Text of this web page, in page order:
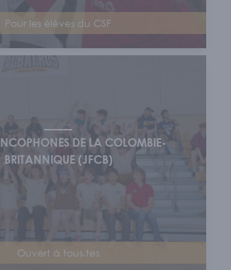
Pour les élèves du CSF
DE LA COLOMBIE-
BRITANNIQUE (JFCB)
Ouvert à tous.tes